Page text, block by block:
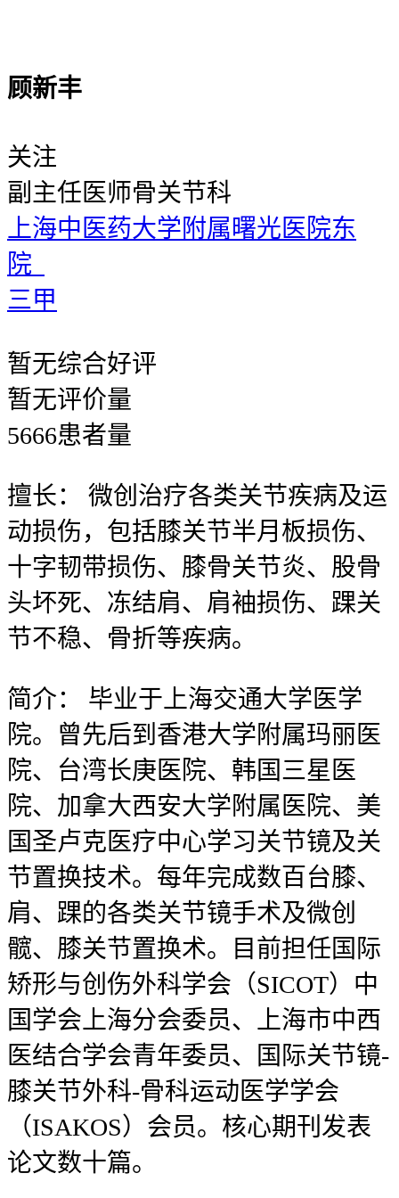
顾新丰
关注
副主任医师骨关节科
上海中医药大学附属曙光医院东
院
三甲
暂无综合好评
暂无评价量
5666患者量
擅长：
微创治疗各类关节疾病及运
动损伤，包括膝关节半月板损伤、
十字韧带损伤、膝骨关节炎、股骨
头坏死、冻结肩、肩袖损伤、踝关
节不稳、骨折等疾病。
简介：
毕业于上海交通大学医学
院。曾先后到香港大学附属玛丽医
院、台湾长庚医院、韩国三星医
院、加拿大西安大学附属医院、美
国圣卢克医疗中心学习关节镜及关
节置换技术。每年完成数百台膝、
肩、踝的各类关节镜手术及微创
髋、膝关节置换术。目前担任国际
矫形与创伤外科学会（SICOT）中
国学会上海分会委员、上海市中西
医结合学会青年委员、国际关节镜-
膝关节外科-骨科运动医学学会
（ISAKOS）会员。核心期刊发表
论文数十篇。